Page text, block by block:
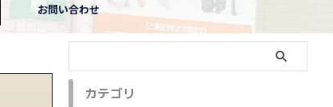
お問い合わせ
カテゴリ